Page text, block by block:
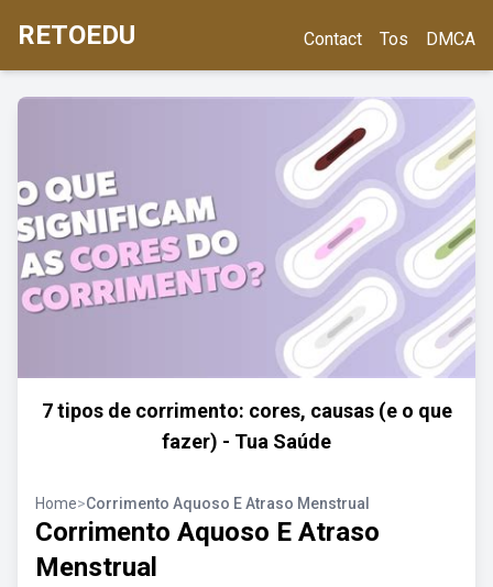
RETOEDU Contact Tos DMCA
7 tipos de corrimento: cores, causas (e o que
fazer) - Tua Saúde
Home>Corrimento Aquoso E Atraso Menstrual
Corrimento Aquoso E Atraso
Menstrual